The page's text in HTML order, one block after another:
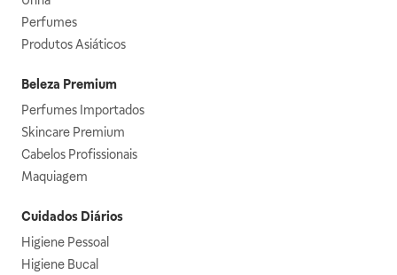
Perfumes
Produtos Asiáticos
Beleza Premium
Perfumes Importados
Skincare Premium
Cabelos Profissionais
Maquiagem
Cuidados Diários
Higiene Pessoal
Higiene Bucal